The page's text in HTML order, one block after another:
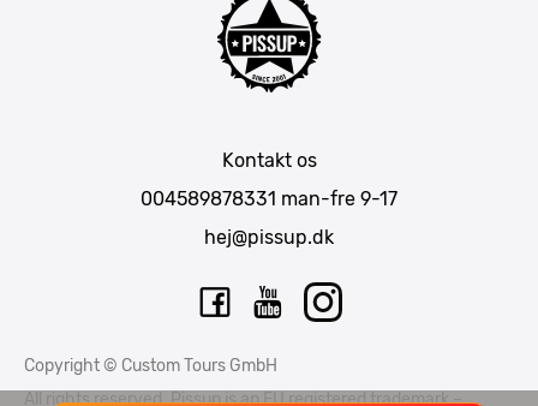
Tallinn
Kontakt os
004589878331 man-fre 9-17
hej@pissup.dk
Copyright © Custom Tours GmbH
All rights reserved. Pissup is an EU registered trademark –